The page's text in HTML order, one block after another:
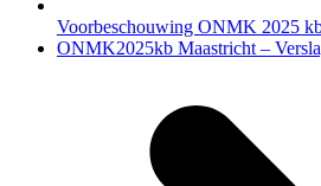
Voorbeschouwing ONMK 2025
next
ONMK2025kb Maastricht –